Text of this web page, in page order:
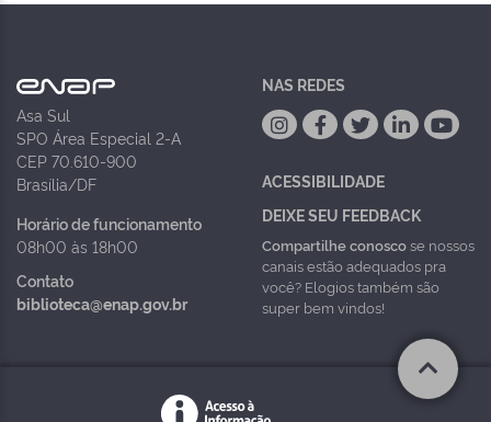
Asa Sul
SPO Área Especial 2-A
CEP 70.610-900
Brasília/DF
Horário de funcionamento
08h00 às 18h00
Contato
biblioteca@enap.gov.br
NAS REDES
ACESSIBILIDADE
DEIXE SEU FEEDBACK
Compartilhe conoscose nossos
canais estão adequados pra
você? Elogios também são
super bem vindos!